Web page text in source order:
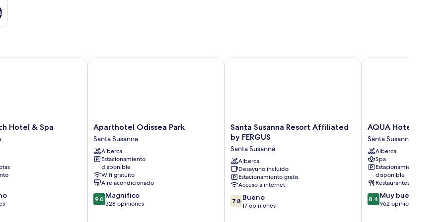
Hotel & Spa
& Spa
Aparthotel
Odissea
Park
Santa
Susanna
Aparthotel Odissea Park
Santa Susanna
Alberca
Estacionamiento
disponible
Wifi gratuito
Aire acondicionado
9.0
de
9.0 Magnífico
328 opiniones
Aparthotel Odissea Park
Santa
Susanna
Resort
Affiliated
by
FERGUS
Santa
Susanna
Santa Susanna Resort Affiliated
by FERGUS
Santa Susanna
Alberca
Desayuno incluido
Estacionamiento gratis
Acceso a internet
7.8
de
7.8 Bueno
17 opiniones
Santa Susanna Resort Affiliated by FERGUS
AQUA
Hotel
Aquamarina
&
Spa
Santa
Susanna
AQUA Hotel
Santa Susanna
Alberca
Spa
Estacionamiento
disponible
Restaurantes
8.4
de
8.4 Muy bueno
962 opiniones
AQUA Hotel